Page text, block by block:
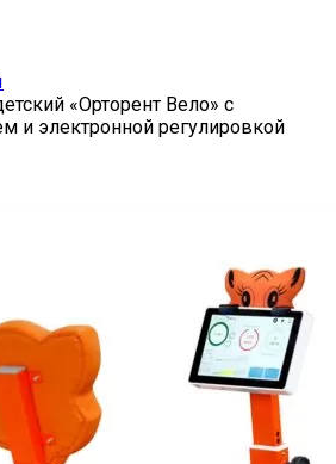
«Орторент Вело» с
и электронной регулировкой